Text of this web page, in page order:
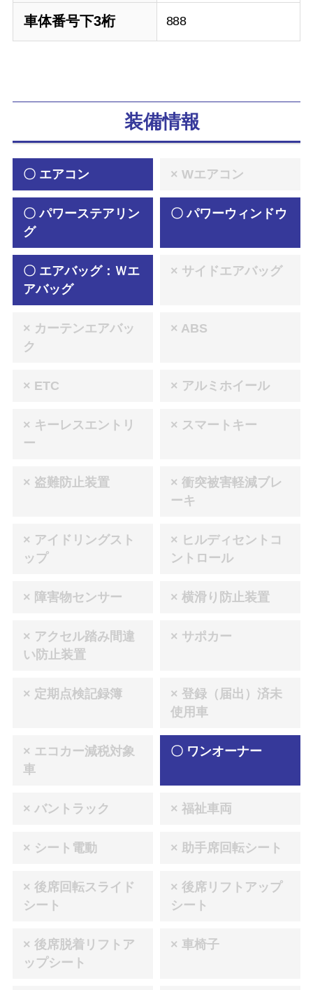
車体番号下3桁 888
装備情報
〇 エアコン × Wエアコン
〇 パワーステアリン
グ
〇 パワーウィンドウ
〇 エアバッグ：Ｗエ
アバッグ
× サイドエアバッグ
× カーテンエアバッ
ク
× ABS
× ETC × アルミホイール
× キーレスエントリ
ー
× スマートキー
× 盗難防止装置
× 衝突被害軽減ブレ
ーキ
× アイドリングスト
ップ
× ヒルディセントコ
ントロール
× 障害物センサー × 横滑り防止装置
× アクセル踏み間違
い防止装置
× サポカー
× 定期点検記録簿
× 登録（届出）済未
使用車
× エコカー減税対象
車
〇 ワンオーナー
× バントラック × 福祉車両
× シート電動 × 助手席回転シート
× 後席回転スライド
シート
× 後席リフトアップ
シート
× 後席脱着リフトア
ップシート
× 車椅子